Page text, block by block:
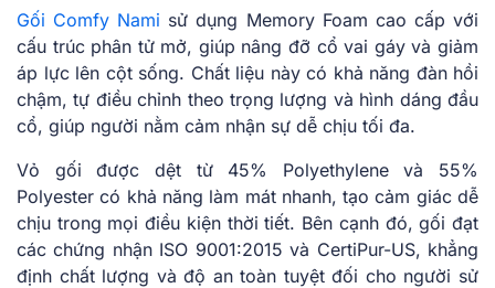
Gối Comfy Nami sử dụng Memory Foam cao cấp với
cấu trúc phân tử mở, giúp nâng đỡ cổ vai gáy và giảm
áp lực lên cột sống. Chất liệu này có khả năng đàn hồi
chậm, tự điều chỉnh theo trọng lượng và hình dáng đầu
cổ, giúp người nằm cảm nhận sự dễ chịu tối đa.
Vỏ gối được dệt từ 45% Polyethylene và 55%
Polyester có khả năng làm mát nhanh, tạo cảm giác dễ
chịu trong mọi điều kiện thời tiết. Bên cạnh đó, gối đạt
các chứng nhận ISO 9001:2015 và CertiPur-US, khẳng
định chất lượng và độ an toàn tuyệt đối cho người sử